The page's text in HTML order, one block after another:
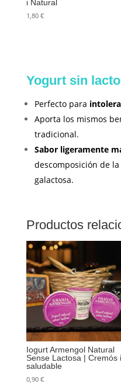
i Natural
1,80 €
Yogurt sin
Perfecto para
Aporta los mismos
tradicional.
Sabor ligeramente
descomposición de
galactosa.
Productos
Iogurt Armengol Natural
Sense Lactosa | Cremós i
saludable
0,90 €